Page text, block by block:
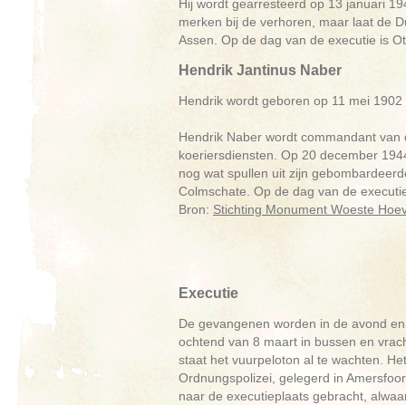
Hij wordt gearresteerd op 13 januari
merken bij de verhoren, maar laat de
Assen. Op de dag van de executie is
Hendrik Jantinus Naber
Hendrik wordt geboren op 11 mei
Hendrik Naber wordt commandant
koeriersdiensten. Op 20 december
nog wat spullen uit zijn
Colmschate. Op de dag van de
Bron: Stichting Monument Woeste
Executie
De gevangenen worden in de avond
ochtend van 8 maart in bussen en
staat het vuurpeloton al te wachten.
Ordnungspolizei, gelegerd in
naar de executieplaats gebracht,